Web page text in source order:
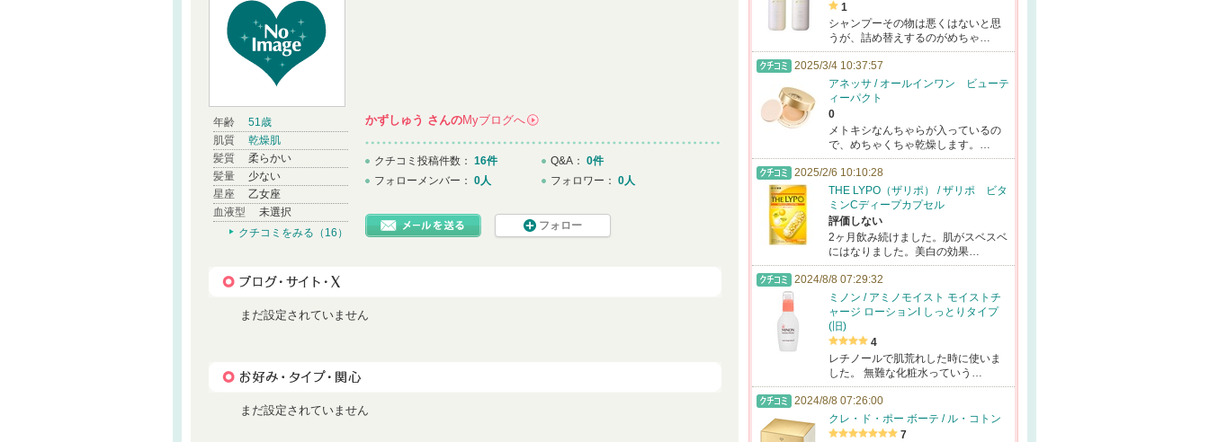
年齢
51歳
肌質
乾燥肌
髪質
柔らかい
髪量
少ない
星座
乙女座
血液型
未選択
クチコミをみる（16）
かずしゅう さんのMyブログへ
クチコミ投稿件数： 16件
フォローメンバー： 0人
Q&A： 0件
フォロワー： 0人
フォロー
まだ設定されていません
まだ設定されていません
1
シャンプーその物は悪くはないと思
うが、詰め替えするのがめちゃ…
2025/3/4 10:37:57
アネッサ / オールインワン ビューテ
ィーパクト
0
メトキシなんちゃらが入っているの
で、めちゃくちゃ乾燥します。…
2025/2/6 10:10:28
THE LYPO（ザリポ） / ザリポ ビタ
ミンCディープカプセル
評価しない
2ヶ月飲み続けました。肌がスベスベ
にはなりました。美白の効果…
2024/8/8 07:29:32
ミノン / アミノモイスト モイストチ
ャージ ローションI しっとりタイプ
(旧)
4
レチノールで肌荒れした時に使いま
した。 無難な化粧水っていう…
2024/8/8 07:26:00
クレ・ド・ポー ボーテ / ル・コトン
7